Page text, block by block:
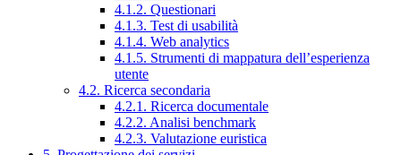
4.1.2. Questionari
4.1.3. Test di usabilità
4.1.4. Web analytics
4.1.5. Strumenti di mappatura dell’esperienza
utente
4.2. Ricerca secondaria
4.2.1. Ricerca documentale
4.2.2. Analisi benchmark
4.2.3. Valutazione euristica